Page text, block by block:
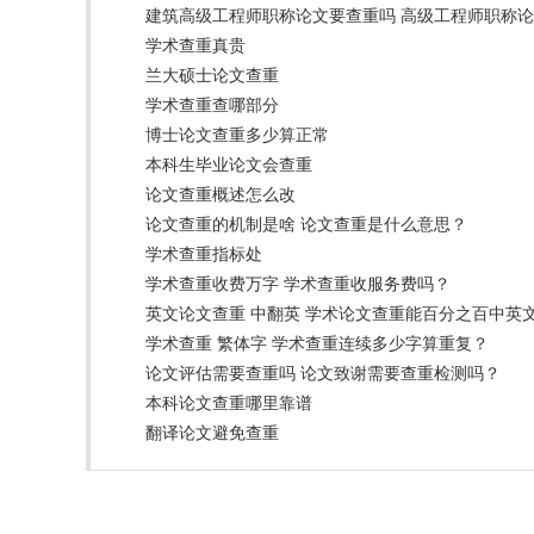
建筑高级工程师职称论文要查重吗 高级工程师职称
学术查重真贵
兰大硕士论文查重
学术查重查哪部分
博士论文查重多少算正常
本科生毕业论文会查重
论文查重概述怎么改
论文查重的机制是啥 论文查重是什么意思？
学术查重指标处
学术查重收费万字 学术查重收服务费吗？
英文论文查重 中翻英 学术论文查重能百分之百中英
学术查重 繁体字 学术查重连续多少字算重复？
论文评估需要查重吗 论文致谢需要查重检测吗？
本科论文查重哪里靠谱
翻译论文避免查重